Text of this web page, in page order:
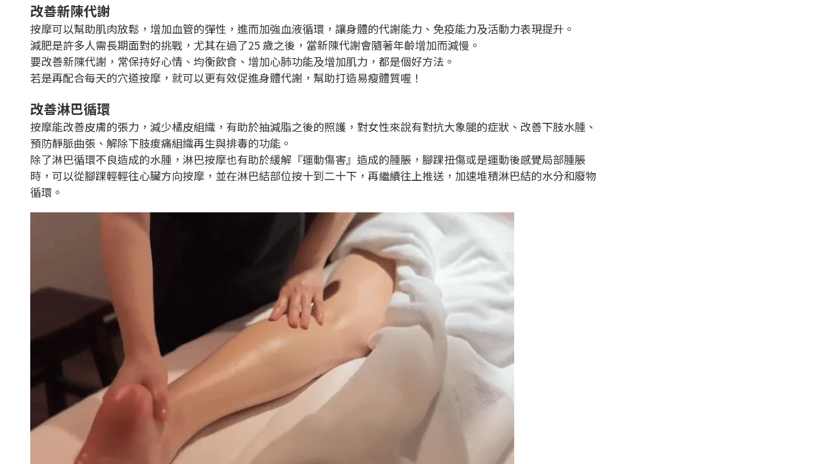
改善新陳代謝
按摩可以幫助肌肉放鬆，增加血管的彈性，進而加強血液循環，讓身體的代謝能力、免疫能力及活動力表現提升。
減肥是許多人需長期面對的挑戰，尤其在過了25 歲之後，當新陳代謝會隨著年齡增加而減慢。
要改善新陳代謝，常保持好心情、均衡飲食、增加心肺功能及增加肌力，都是個好方法。
若是再配合每天的穴道按摩，就可以更有效促進身體代謝，幫助打造易瘦體質喔！
改善淋巴循環
按摩能改善皮膚的張力，減少橘皮組織，有助於抽減脂之後的照護，對女性來說有對抗大象腿的症狀、改善下肢水腫、
預防靜脈曲張、解除下肢痠痛組織再生與排毒的功能。
除了淋巴循環不良造成的水腫，淋巴按摩也有助於緩解『運動傷害』造成的腫脹，腳踝扭傷或是運動後感覺局部腫脹
時，可以從腳踝輕輕往心臟方向按摩，並在淋巴結部位按十到二十下，再繼續往上推送，加速堆積淋巴結的水分和廢物
循環。